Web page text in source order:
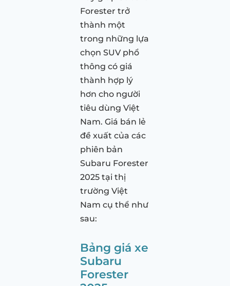
Forester trở
thành một
trong những lựa
chọn SUV phổ
thông có giá
thành hợp lý
hơn cho người
tiêu dùng Việt
Nam. Giá bán lẻ
đề xuất của các
phiên bản
Subaru Forester
2025 tại thị
trường Việt
Nam cụ thể như
sau:
Bảng giá xe
Subaru
Forester